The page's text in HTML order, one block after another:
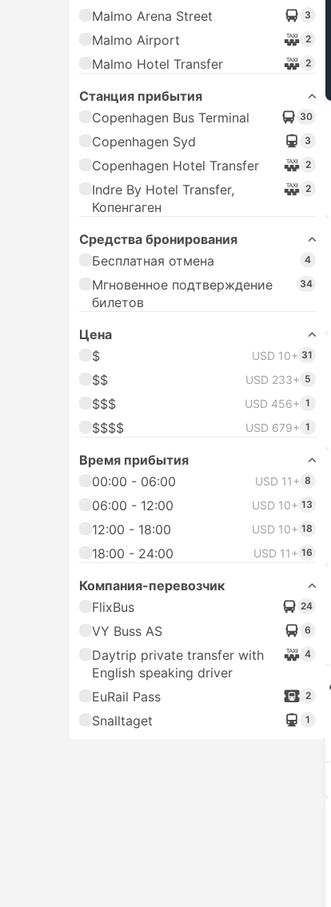
Malmo Arena Street 3
Malmo Airport 2
Malmo Hotel Transfer 2
Станция прибытия
Copenhagen Bus Terminal
30
Copenhagen Syd 3
Copenhagen Hotel Transfer 2
Indre By Hotel Transfer,
Копенгаген
2
Средства бронирования
Бесплатная отмена
4
Мгновенное подтверждение
билетов
34
Цена
$
USD 10+ 31
$$ USD 233+ 5
$$$ USD 456+ 1
$$$$ USD 679+ 1
Время прибытия
00:00 - 06:00
USD 11+ 8
06:00 - 12:00 USD 10+ 13
12:00 - 18:00 USD 10+ 18
18:00 - 24:00 USD 11+ 16
Компания-перевозчик
FlixBus
24
VY Buss AS 6
Daytrip private transfer with
English speaking driver
4
EuRail Pass 2
Snalltaget 1